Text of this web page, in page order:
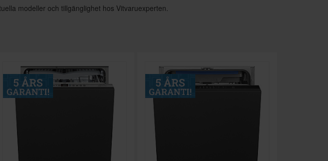
modeller och tillgänglighet hos Vitvaruexperten.